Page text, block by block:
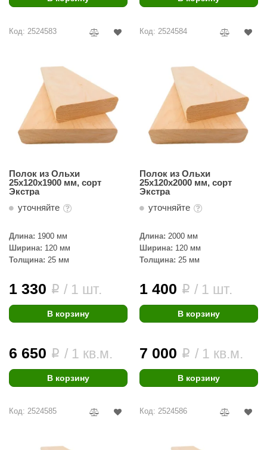
Код: 2524583
Полок из Ольхи
25х120х1900 мм, сорт
Экстра
уточняйте
Длина: 1900 мм
Ширина: 120 мм
Толщина: 25 мм
1 330 i / 1 шт.
В корзину
6 650 i / 1 кв.м.
В корзину
Код: 2524584
Полок из Ольхи
25х120х2000 мм, сорт
Экстра
уточняйте
Длина: 2000 мм
Ширина: 120 мм
Толщина: 25 мм
1 400 i / 1 шт.
В корзину
7 000 i / 1 кв.м.
В корзину
Код: 2524585 Код: 2524586